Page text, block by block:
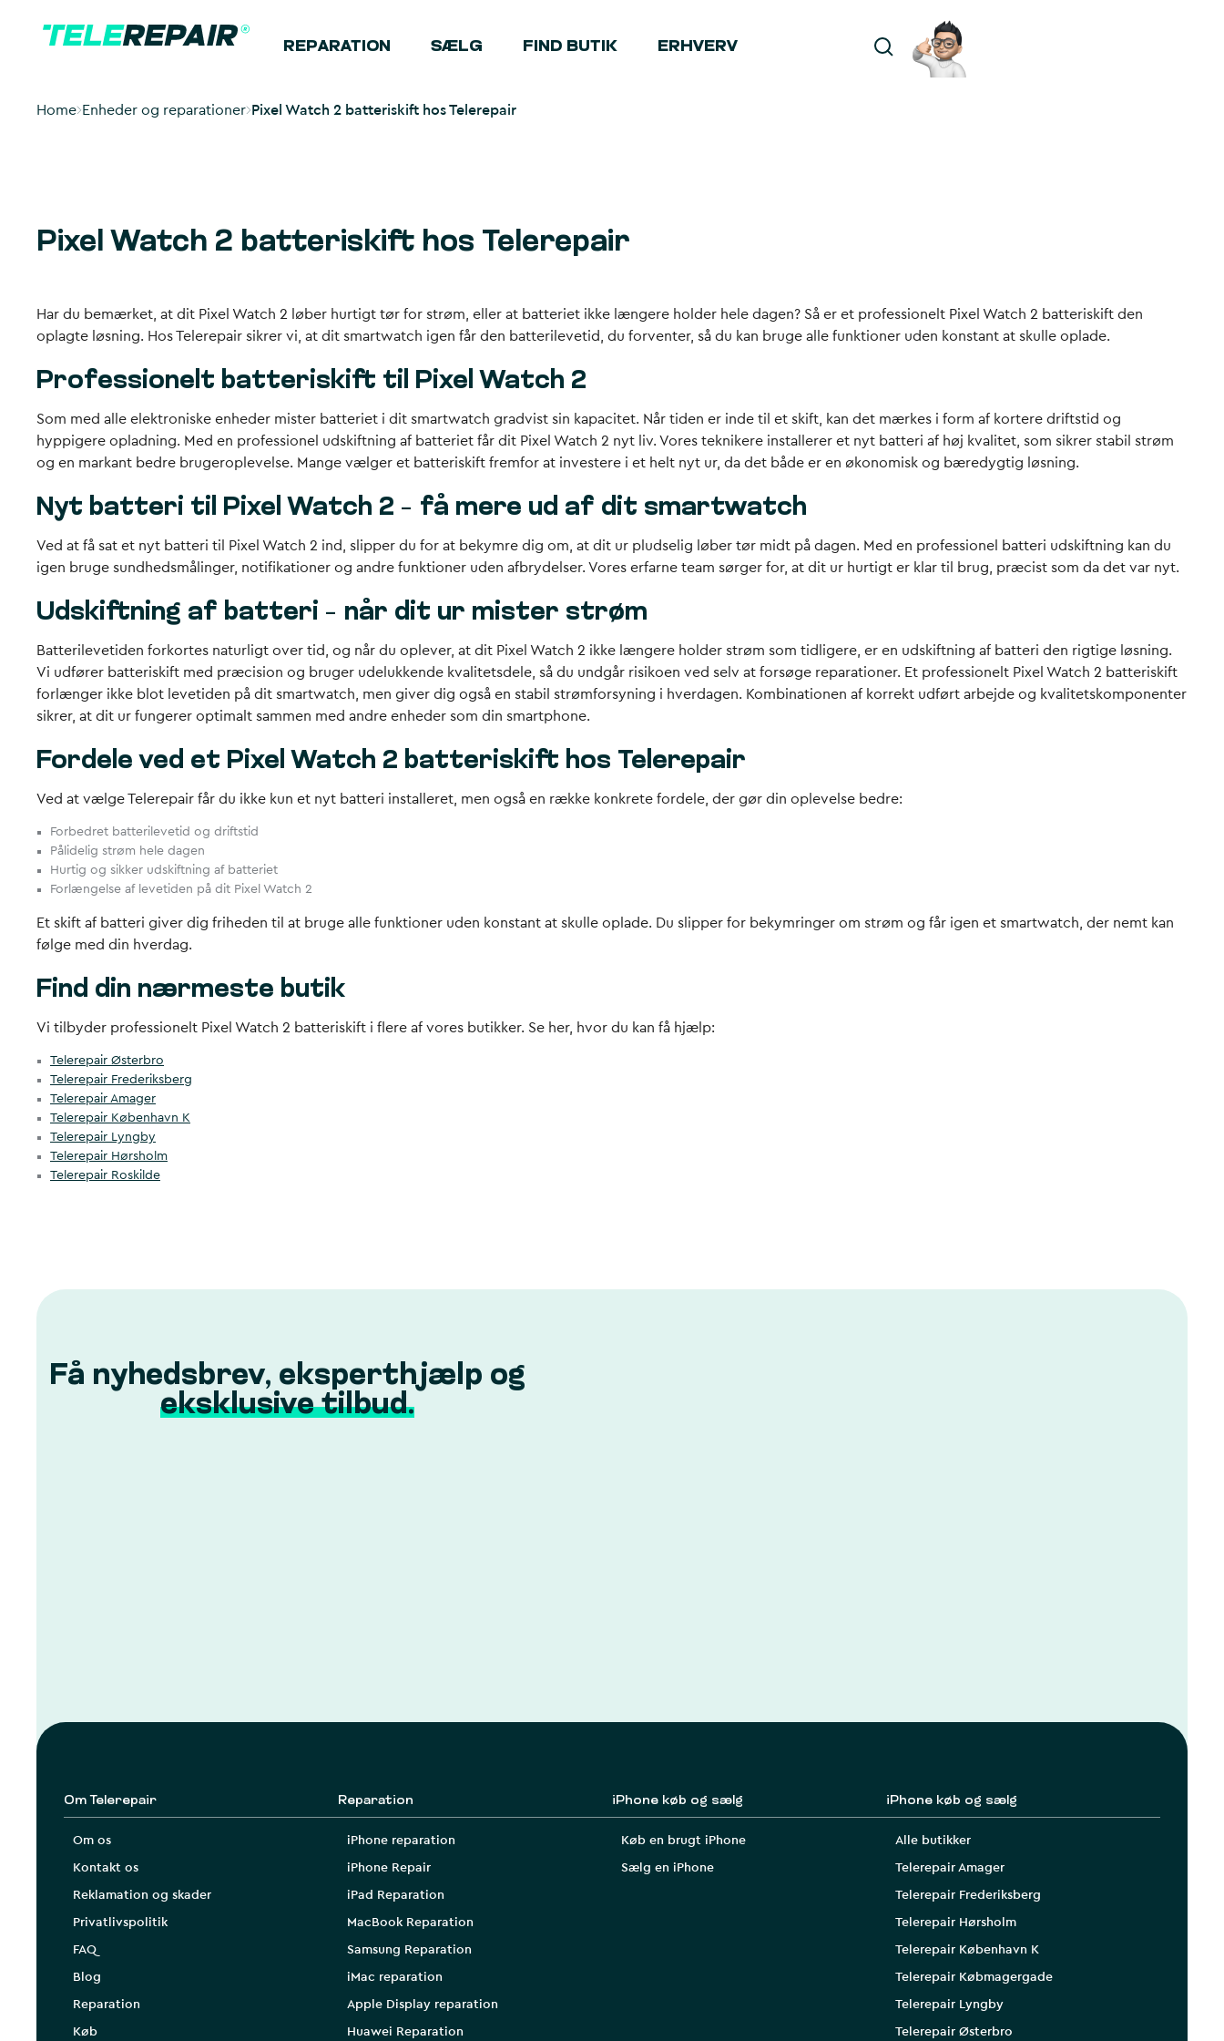
REPARATION SÆLG FIND BUTIK ERHVERV
Home Enheder og reparationer Pixel Watch 2 batteriskift hos Telerepair
Pixel Watch 2 batteriskift hos Telerepair
Har du bemærket, at dit Pixel Watch 2 løber hurtigt tør for strøm, eller at batteriet ikke længere holder hele dagen? Så er et professionelt Pixel Watch 2 batteriskift den
oplagte løsning. Hos Telerepair sikrer vi, at dit smartwatch igen får den batterilevetid, du forventer, så du kan bruge alle funktioner uden konstant at skulle oplade.
Professionelt batteriskift til Pixel Watch 2
Som med alle elektroniske enheder mister batteriet i dit smartwatch gradvist sin kapacitet. Når tiden er inde til et skift, kan det mærkes i form af kortere driftstid og
hyppigere opladning. Med en professionel udskiftning af batteriet får dit Pixel Watch 2 nyt liv. Vores teknikere installerer et nyt batteri af høj kvalitet, som sikrer stabil strøm
og en markant bedre brugeroplevelse. Mange vælger et batteriskift fremfor at investere i et helt nyt ur, da det både er en økonomisk og bæredygtig løsning.
Nyt batteri til Pixel Watch 2 – få mere ud af dit smartwatch
Ved at få sat et nyt batteri til Pixel Watch 2 ind, slipper du for at bekymre dig om, at dit ur pludselig løber tør midt på dagen. Med en professionel batteri udskiftning kan du
igen bruge sundhedsmålinger, notifikationer og andre funktioner uden afbrydelser. Vores erfarne team sørger for, at dit ur hurtigt er klar til brug, præcist som da det var nyt.
Udskiftning af batteri – når dit ur mister strøm
Batterilevetiden forkortes naturligt over tid, og når du oplever, at dit Pixel Watch 2 ikke længere holder strøm som tidligere, er en udskiftning af batteri den rigtige løsning.
Vi udfører batteriskift med præcision og bruger udelukkende kvalitetsdele, så du undgår risikoen ved selv at forsøge reparationer. Et professionelt Pixel Watch 2 batteriskift
forlænger ikke blot levetiden på dit smartwatch, men giver dig også en stabil strømforsyning i hverdagen. Kombinationen af korrekt udført arbejde og kvalitetskomponenter
sikrer, at dit ur fungerer optimalt sammen med andre enheder som din smartphone.
Fordele ved et Pixel Watch 2 batteriskift hos Telerepair
Ved at vælge Telerepair får du ikke kun et nyt batteri installeret, men også en række konkrete fordele, der gør din oplevelse bedre:
Forbedret batterilevetid og driftstid
Pålidelig strøm hele dagen
Hurtig og sikker udskiftning af batteriet
Forlængelse af levetiden på dit Pixel Watch 2
Et skift af batteri giver dig friheden til at bruge alle funktioner uden konstant at skulle oplade. Du slipper for bekymringer om strøm og får igen et smartwatch, der nemt kan
følge med din hverdag.
Find din nærmeste butik
Vi tilbyder professionelt Pixel Watch 2 batteriskift i flere af vores butikker. Se her, hvor du kan få hjælp:
Telerepair Østerbro
Telerepair Frederiksberg
Telerepair Amager
Telerepair København K
Telerepair Lyngby
Telerepair Hørsholm
Telerepair Roskilde
Få nyhedsbrev, eksperthjælp og
eksklusive tilbud.
Om Telerepair
Om os
Kontakt os
Reklamation og skader
Privatlivspolitik
FAQ
Blog
Reparation
Køb
Reparation
iPhone reparation
iPhone Repair
iPad Reparation
MacBook Reparation
Samsung Reparation
iMac reparation
Apple Display reparation
Huawei Reparation
iPhone køb og sælg
Køb en brugt iPhone
Sælg en iPhone
iPhone køb og sælg
Alle butikker
Telerepair Amager
Telerepair Frederiksberg
Telerepair Hørsholm
Telerepair København K
Telerepair Købmagergade
Telerepair Lyngby
Telerepair Østerbro